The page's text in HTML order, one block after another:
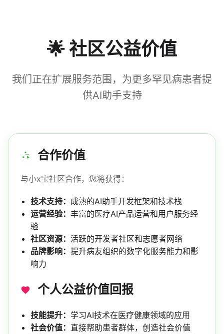
🌟 社区公益价值
我们正在扩展服务范围，为更多罕见病患者提
供AI助手支持
合作价值
与小x宝社区合作，您将获得：
技术支持： 成熟的AI助手开发框架和技术栈
运营经验： 丰富的医疗AI产品运营和用户服务经
验
社区资源： 活跃的开发者社区和志愿者网络
品牌影响： 提升病友组织的数字化服务能力和影
响力
个人公益价值回报
技能提升： 学习AI技术在医疗健康领域的应用
社会价值： 直接帮助患者群体，创造社会价值